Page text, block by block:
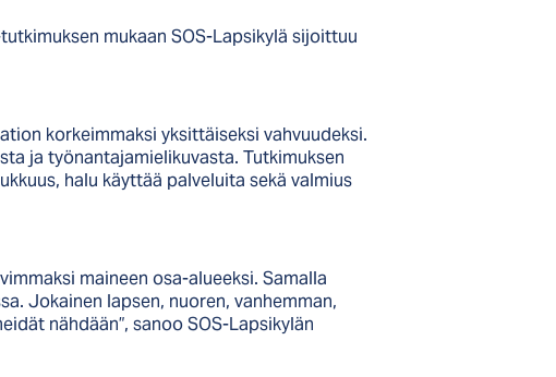
mukaan SOS-Lapsikylä sijoittuu
korkeimmaksi yksittäiseksi vahvuudeksi.
ja työnantajamielikuvasta. Tutkimuksen
halu käyttää palveluita sekä valmius
maineen osa-alueeksi. Samalla
Jokainen lapsen, nuoren, vanhemman,
nähdään”, sanoo SOS-Lapsikylän